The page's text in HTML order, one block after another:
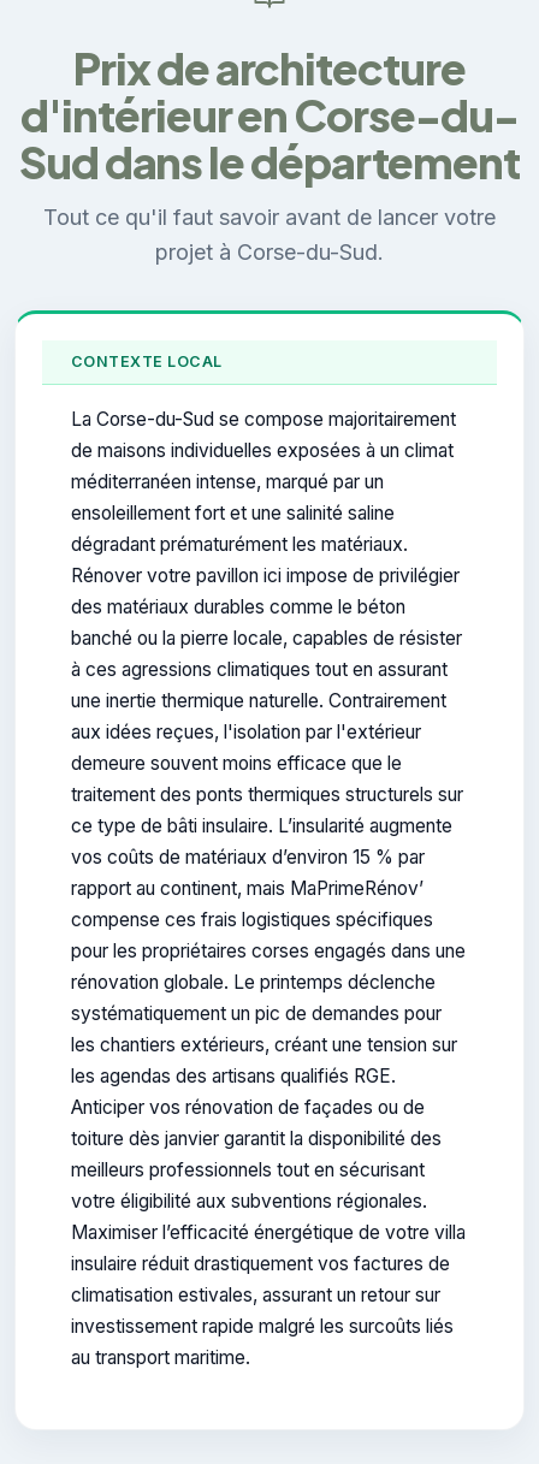
Prix de architecture
d'intérieur en Corse-du-
Sud dans le département
Tout ce qu'il faut savoir avant de lancer votre
projet à Corse-du-Sud.
CONTEXTE LOCAL
La Corse-du-Sud se compose majoritairement
de maisons individuelles exposées à un climat
méditerranéen intense, marqué par un
ensoleillement fort et une salinité saline
dégradant prématurément les matériaux.
Rénover votre pavillon ici impose de privilégier
des matériaux durables comme le béton
banché ou la pierre locale, capables de résister
à ces agressions climatiques tout en assurant
une inertie thermique naturelle. Contrairement
aux idées reçues, l'isolation par l'extérieur
demeure souvent moins efficace que le
traitement des ponts thermiques structurels sur
ce type de bâti insulaire. L’insularité augmente
vos coûts de matériaux d’environ 15 % par
rapport au continent, mais MaPrimeRénov’
compense ces frais logistiques spécifiques
pour les propriétaires corses engagés dans une
rénovation globale. Le printemps déclenche
systématiquement un pic de demandes pour
les chantiers extérieurs, créant une tension sur
les agendas des artisans qualifiés RGE.
Anticiper vos rénovation de façades ou de
toiture dès janvier garantit la disponibilité des
meilleurs professionnels tout en sécurisant
votre éligibilité aux subventions régionales.
Maximiser l’efficacité énergétique de votre villa
insulaire réduit drastiquement vos factures de
climatisation estivales, assurant un retour sur
investissement rapide malgré les surcoûts liés
au transport maritime.